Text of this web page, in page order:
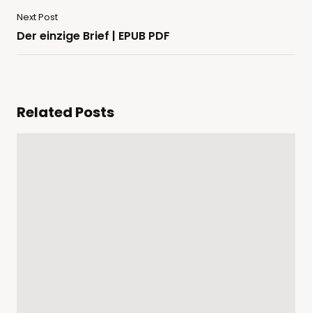
Next Post
Der einzige Brief | EPUB PDF
Related Posts